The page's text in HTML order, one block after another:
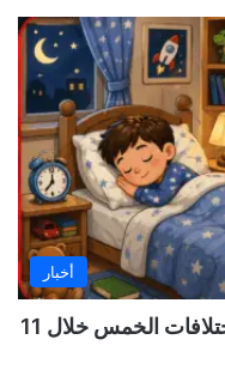
أخبار
«فتح عينك كويس».. اعثر على الاختلافات الخمس خلال 11